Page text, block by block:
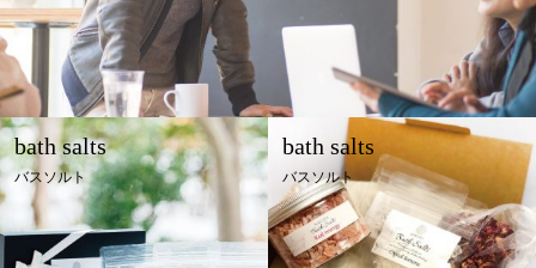
bath salts
バスソルト
bath salts
バスソルト